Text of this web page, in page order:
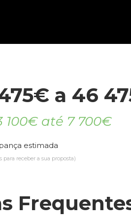
a 46
100€ até 7 700€
estimada
para receber a sua proposta)